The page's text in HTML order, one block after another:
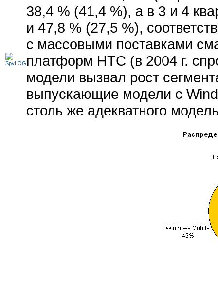
38,4 % (41,4 %), а в 3 и 4
и 47,8 % (27,5 %),
с массовыми поставками
платформ HTC (в 2004 г.
модели вызвал рост
выпускающие модели с
столь же адекватного